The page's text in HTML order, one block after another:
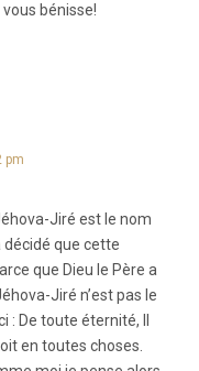
bénisse!
pm
Jiré est le nom
décidé que cette
que Dieu le Père a
Jiré n’est pas le
De toute éternité, Il
en toutes choses.